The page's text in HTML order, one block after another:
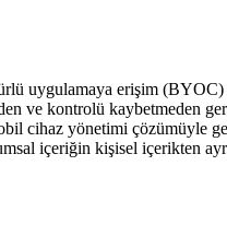
uygulamaya erişim (BYOC)
ve kontrolü
cihaz yönetimi çözümüyle
içeriğin kişisel içerikten